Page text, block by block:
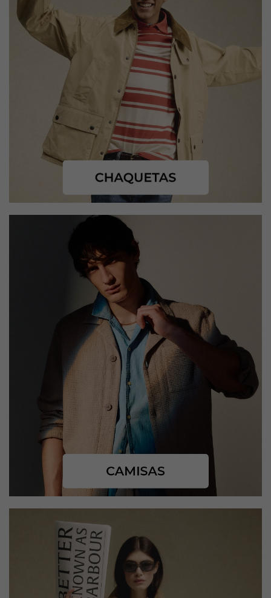
Cookies necesarias
Estas cookies son necesarias para que el sitio web
funcione y no se pueden desactivar en nuestros
sistemas. Puede configurar su navegador para bloquear
o alertar sobre estas cookies, pero alguna áreas del sitio